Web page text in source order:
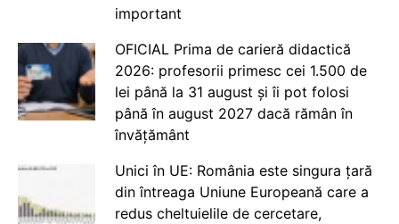
important
OFICIAL Prima de carieră didactică
2026: profesorii primesc cei 1.500 de
lei până la 31 august și îi pot folosi
până în august 2027 dacă rămân în
învățământ
Unici în UE: România este singura țară
din întreaga Uniune Europeană care a
redus cheltuielile de cercetare,